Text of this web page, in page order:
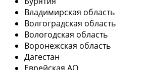
Владимирская область
Волгоградская область
Вологодская область
Воронежская область
Дагестан